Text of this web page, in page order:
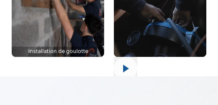
Installation de goulotte